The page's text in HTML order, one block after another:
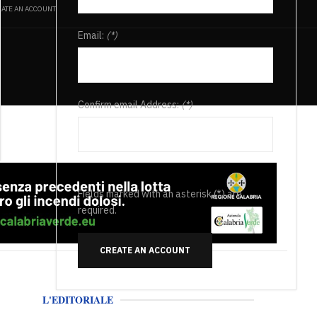
AN ACCOUNT
Email: (*)
Confirm email Address:(*)
Fields marked with an asterisk (*) are
required.
CREATE AN ACCOUNT
L'EDITORIALE